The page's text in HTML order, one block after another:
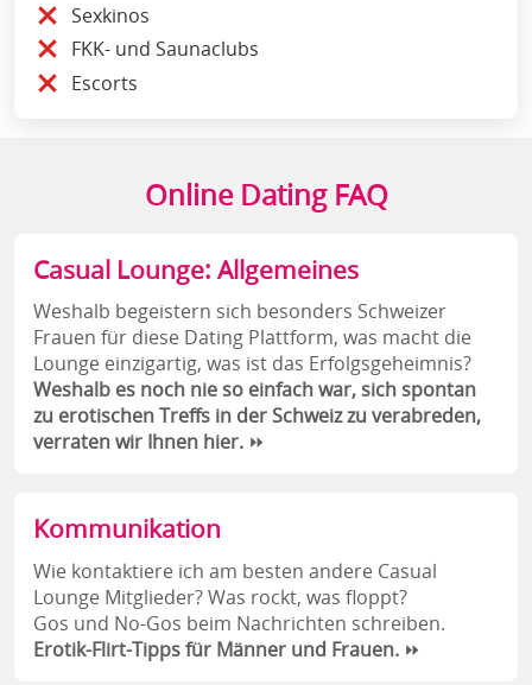
Sexkinos
FKK- und Saunaclubs
Escorts
Online Dating FAQ
Casual Lounge: Allgemeines
Weshalb begeistern sich besonders Schweizer
Frauen für diese Dating Plattform, was macht die
Lounge einzigartig, was ist das Erfolgsgeheimnis?
Weshalb es noch nie so einfach war, sich spontan
zu erotischen Treffs in der Schweiz zu verabreden,
verraten wir Ihnen hier. ⏩
Kommunikation
Wie kontaktiere ich am besten andere Casual
Lounge Mitglieder? Was rockt, was floppt?
Gos und No-Gos beim Nachrichten schreiben.
Erotik-Flirt-Tipps für Männer und Frauen. ⏩